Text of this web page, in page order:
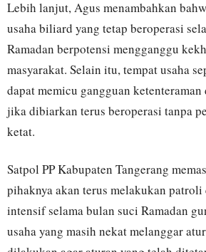
Lebih lanjut, Agus menambahkan
usaha biliard yang tetap beroperasi
Ramadan berpotensi mengganggu
masyarakat. Selain itu, tempat usaha
dapat memicu gangguan
jika dibiarkan terus beroperasi tanpa
ketat.
Satpol PP Kabupaten Tangerang
pihaknya akan terus melakukan patroli
intensif selama bulan suci Ramadan
usaha yang masih nekat melanggar